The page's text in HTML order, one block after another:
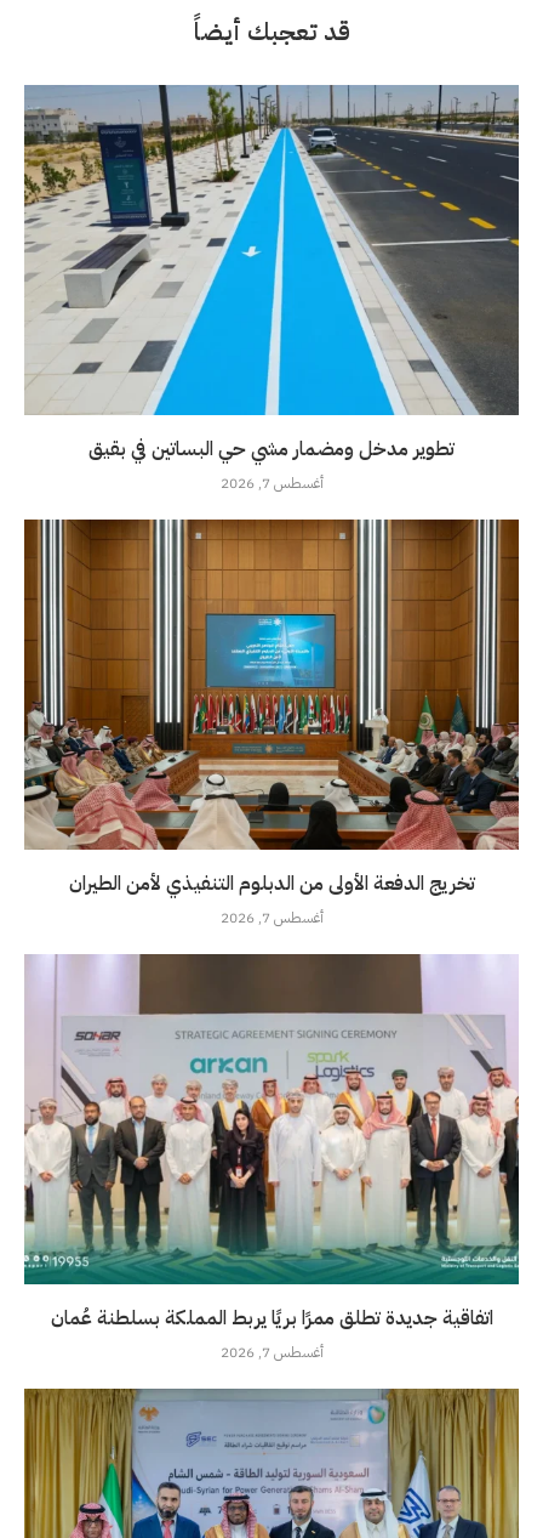
قد تعجبك أيضاً
تطوير مدخل ومضمار مشي حي البساتين في بقيق
أغسطس 7, 2026
تخريج الدفعة الأولى من الدبلوم التنفيذي لأمن الطيران
أغسطس 7, 2026
اتفاقية جديدة تطلق ممرًا بريًا يربط المملكة بسلطنة عُمان
أغسطس 7, 2026